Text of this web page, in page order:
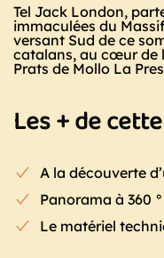
Tel Jack London,
immaculées du
versant Sud de ce
catalans, au cœur de
Prats de Mollo La
Les + de
A la découverte
Panorama à 360 °
Le matériel